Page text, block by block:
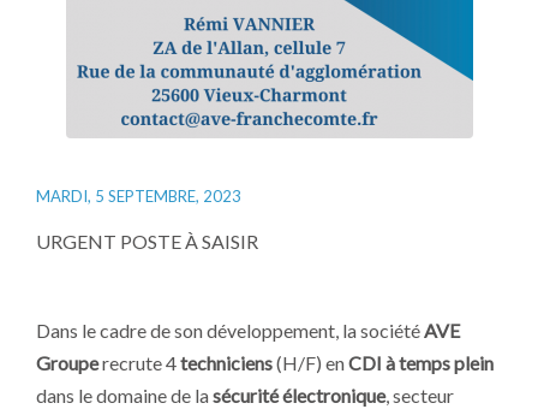
MARDI, 5 SEPTEMBRE, 2023
URGENT POSTE À SAISIR
Dans le cadre de son développement, la sociétéAVE
Grouperecrute 4techniciens(H/F) enCDI à temps plein
dans le domaine de lasécurité électronique, secteur